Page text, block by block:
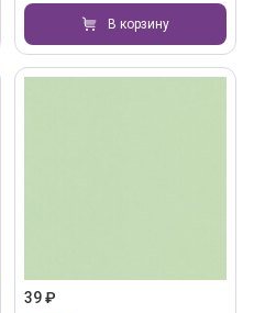
В корзину
39 ₽